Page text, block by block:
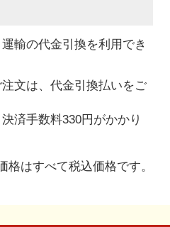
輸の代金引換を利用でき
文は、代金引換払いをご
済手数料330円がかかり
格はすべて税込価格です。